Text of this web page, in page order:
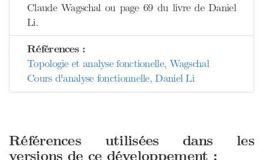
Claude Wagschal ou page 69 du livre de Daniel
Li.
Références :
Topologie et analyse fonctionelle, Wagschal
Cours d'analyse fonctionnelle, Daniel Li
Références utilisées dans les
versions de ce développement :